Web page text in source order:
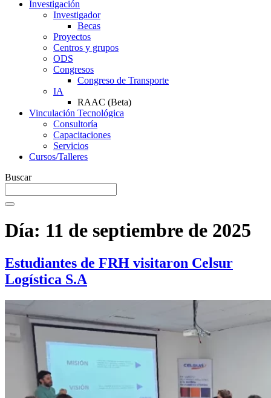
Investigación
Investigador
Becas
Proyectos
Centros y grupos
ODS
Congresos
Congreso de Transporte
IA
RAAC (Beta)
Vinculación Tecnológica
Consultoría
Capacitaciones
Servicios
Cursos/Talleres
Buscar
Día: 11 de septiembre de 2025
Estudiantes de FRH visitaron Celsur
Logística S.A